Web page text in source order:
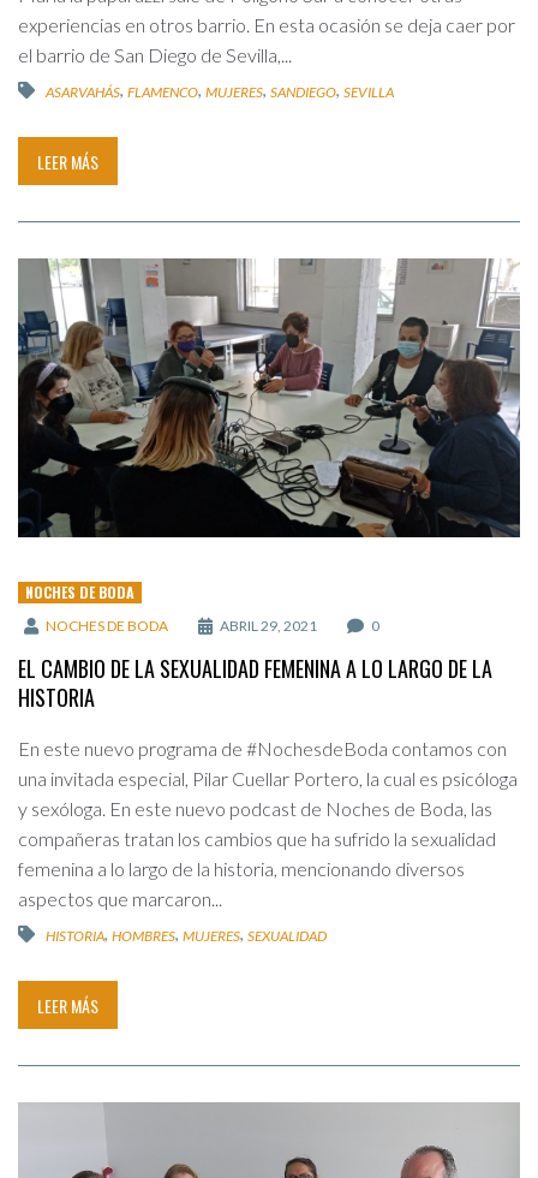
experiencias en otros barrio. En esta ocasión se deja caer por
el barrio de San Diego de Sevilla,...
ASARVAHÁS, FLAMENCO, MUJERES, SANDIEGO, SEVILLA
LEER MÁS
NOCHES DE BODA
NOCHES DE BODA ABRIL 29, 2021 0
EL CAMBIO DE LA SEXUALIDAD FEMENINA A LO LARGO DE LA
HISTORIA
En este nuevo programa de #NochesdeBoda contamos con
una invitada especial, Pilar Cuellar Portero, la cual es psicóloga
y sexóloga. En este nuevo podcast de Noches de Boda, las
compañeras tratan los cambios que ha sufrido la sexualidad
femenina a lo largo de la historia, mencionando diversos
aspectos que marcaron...
HISTORIA, HOMBRES, MUJERES, SEXUALIDAD
LEER MÁS